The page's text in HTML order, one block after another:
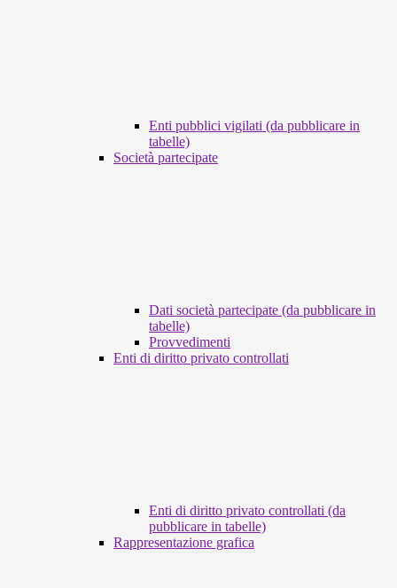
Enti pubblici vigilati (da pubblicare in
tabelle)
Società partecipate
Dati società partecipate (da pubblicare in
tabelle)
Provvedimenti
Enti di diritto privato controllati
Enti di diritto privato controllati (da
pubblicare in tabelle)
Rappresentazione grafica